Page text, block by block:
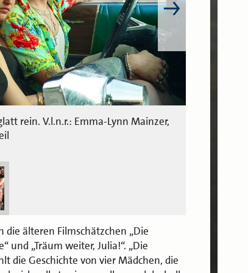
rein. V.l.n.r.: Emma-Lynn Mainzer,
die älteren Filmschätzchen „Die
und „Träum weiter, Julia!“. „Die
die Geschichte von vier Mädchen, die